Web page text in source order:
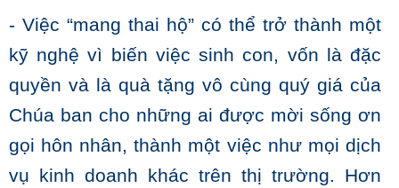
- Việc “mang thai hộ” có thể trở thành một
kỹ nghệ vì biến việc sinh con, vốn là đặc
quyền và là quà tặng vô cùng quý giá của
Chúa ban cho những ai được mời sống ơn
gọi hôn nhân, thành một việc như mọi dịch
vụ kinh doanh khác trên thị trường. Hơn